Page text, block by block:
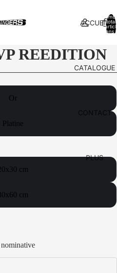
ACCUEIL
CATALOGUE
CONTACT
PLUS
total
dans
REEDITION
Or
Platine
cm
cm